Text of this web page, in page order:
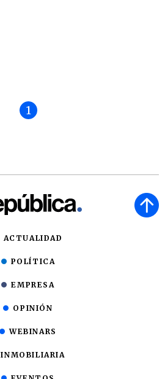
1
ACTUALIDAD
POLÍTICA
EMPRESA
OPINIÓN
WEBINARS
INMOBILIARIA